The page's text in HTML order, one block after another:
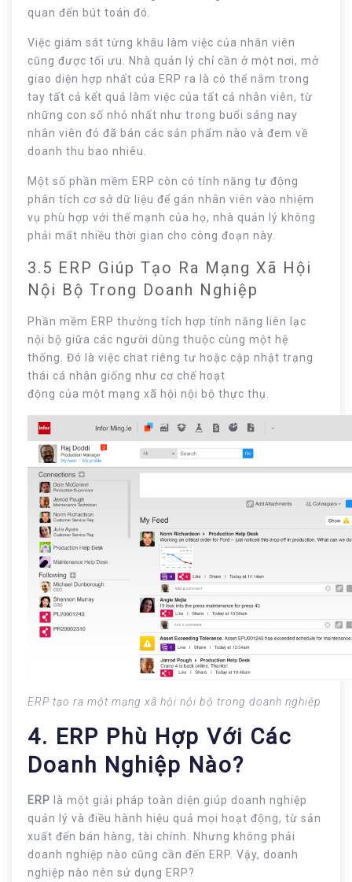
quan đến bút toán đó.
Việc giám sát từng khâu làm việc của nhân viên
cũng được tối ưu. Nhà quản lý chỉ cần ở một nơi, mở
giao diện hợp nhất của ERP ra là có thể nắm trong
tay tất cả kết quả làm việc của tất cả nhân viên, từ
những con số nhỏ nhất như trong buổi sáng nay
nhân viên đó đã bán các sản phẩm nào và đem về
doanh thu bao nhiêu.
Một số phần mềm ERP còn có tính năng tự động
phân tích cơ sở dữ liệu để gán nhân viên vào nhiệm
vụ phù hợp với thế mạnh của họ, nhà quản lý không
phải mất nhiều thời gian cho công đoạn này.
3.5 ERP Giúp Tạo Ra Mạng Xã Hội
Nội Bộ Trong Doanh Nghiệp
Phần mềm ERP thường tích hợp tính năng liên lạc
nội bộ giữa các người dùng thuộc cùng một hệ
thống. Đó là việc chat riêng tư hoặc cập nhật trạng
thái cá nhân giống như cơ chế hoạt
động của một mạng xã hội nội bộ thực thụ.
ERP tạo ra một mạng xã hội nội bộ trong doanh nghiệp
4. ERP Phù Hợp Với Các
Doanh Nghiệp Nào?
ERP là một giải pháp toàn diện giúp doanh nghiệp
quản lý và điều hành hiệu quả mọi hoạt động, từ sản
xuất đến bán hàng, tài chính. Nhưng không phải
doanh nghiệp nào cũng cần đến ERP. Vậy, doanh
nghiệp nào nên sử dụng ERP?